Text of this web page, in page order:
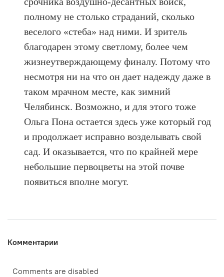
полному не столько страданий, сколько
веселого «стеба» над ними. И зритель
благодарен этому светлому, более чем
жизнеутверждающему финалу. Потому что
несмотря ни на что он дает надежду даже в
таком мрачном месте, как зимний
Челябинск. Возможно, и для этого тоже
Ольга Пона остается здесь уже который год
и продолжает исправно возделывать свой
сад. И оказывается, что по крайней мере
небольшие первоцветы на этой почве
появиться вполне могут.
Комментарии
Comments are disabled